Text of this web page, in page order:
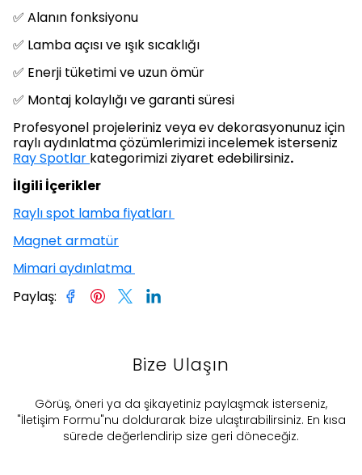
✅ Alanın fonksiyonu
✅ Lamba açısı ve ışık sıcaklığı
✅ Enerji tüketimi ve uzun ömür
✅ Montaj kolaylığı ve garanti süresi
Profesyonel projeleriniz veya ev dekorasyonunuz için
raylı aydınlatma çözümlerimizi incelemek isterseniz
Ray Spotlar kategorimizi ziyaret edebilirsiniz.
İlgili İçerikler
Raylı spot lamba fiyatları
Magnet armatür
Mimari aydınlatma
Paylaş:
Bize Ulaşın
​Görüş, öneri ya da şikayetiniz paylaşmak isterseniz,
"İletişim Formu"nu doldurarak bize ulaştırabilirsiniz. En kısa
sürede değerlendirip size geri döneceğiz.